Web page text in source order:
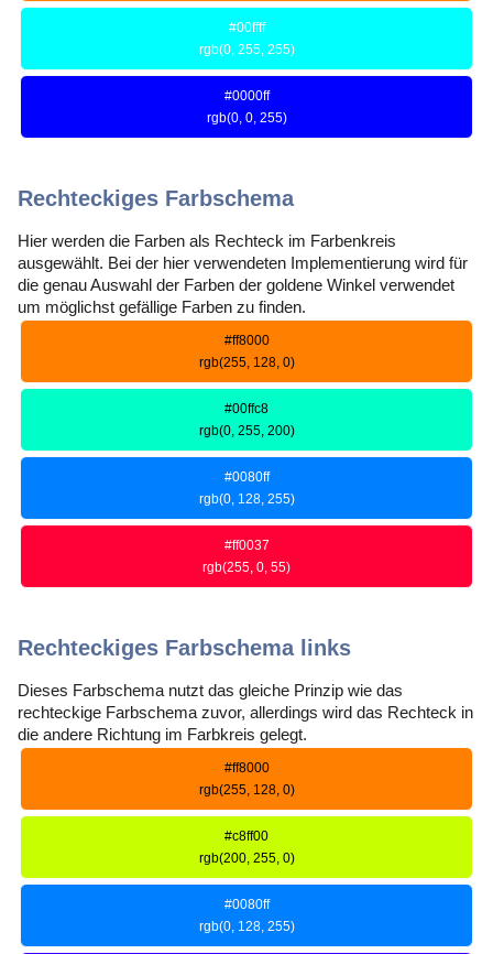
#00ffff
rgb(0, 255, 255)
#0000ff
rgb(0, 0, 255)
Rechteckiges Farbschema
Hier werden die Farben als Rechteck im Farbenkreis
ausgewählt. Bei der hier verwendeten Implementierung wird für
die genau Auswahl der Farben der goldene Winkel verwendet
um möglichst gefällige Farben zu finden.
#ff8000
rgb(255, 128, 0)
#00ffc8
rgb(0, 255, 200)
#0080ff
rgb(0, 128, 255)
#ff0037
rgb(255, 0, 55)
Rechteckiges Farbschema links
Dieses Farbschema nutzt das gleiche Prinzip wie das
rechteckige Farbschema zuvor, allerdings wird das Rechteck in
die andere Richtung im Farbkreis gelegt.
#ff8000
rgb(255, 128, 0)
#c8ff00
rgb(200, 255, 0)
#0080ff
rgb(0, 128, 255)